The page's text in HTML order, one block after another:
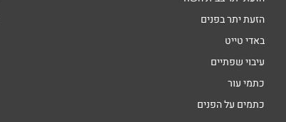
הזעת יתר בפנים
באדי טייט
עיבוי שפתיים
כתמי עור
כתמים על הפנים